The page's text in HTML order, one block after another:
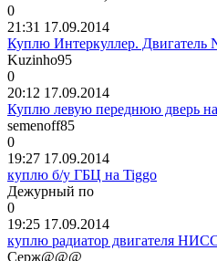
0
21:31 17.09.2014
Куплю Интеркуллер. Двигатель
Kuzinho95
0
20:12 17.09.2014
Куплю левую переднюю дверь
semenoff85
0
19:27 17.09.2014
куплю б/у ГБЦ на Tiggo
Дежурный по
0
19:25 17.09.2014
куплю радиатор двигателя
Серж@@@